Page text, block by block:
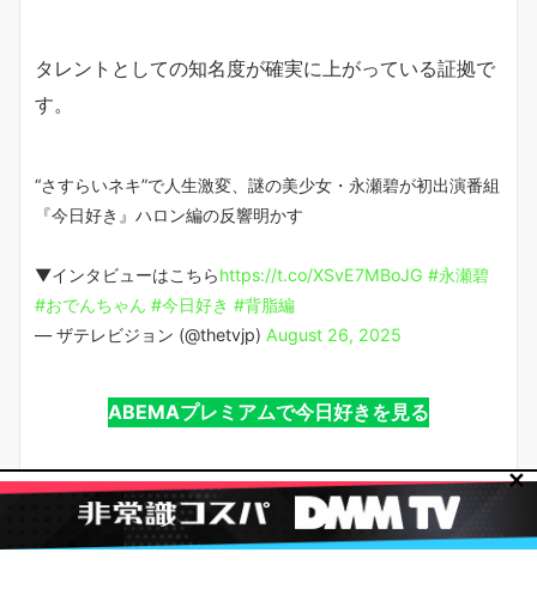
タレントとしての知名度が確実に上がっている証拠で
す。
“さすらいネキ”で人生激変、謎の美少女・永瀬碧が初出演番組
『今日好き』ハロン編の反響明かす
▼インタビューはこちらhttps://t.co/XSvE7MBoJG #永瀬碧
#おでんちゃん #今日好き #背脂編
— ザテレビジョン (@thetvjp) August 26, 2025
ABEMAプレミアムで今日好きを見る
永瀬碧と桜我｜「ご近所カップル」の
成立経緯
✕